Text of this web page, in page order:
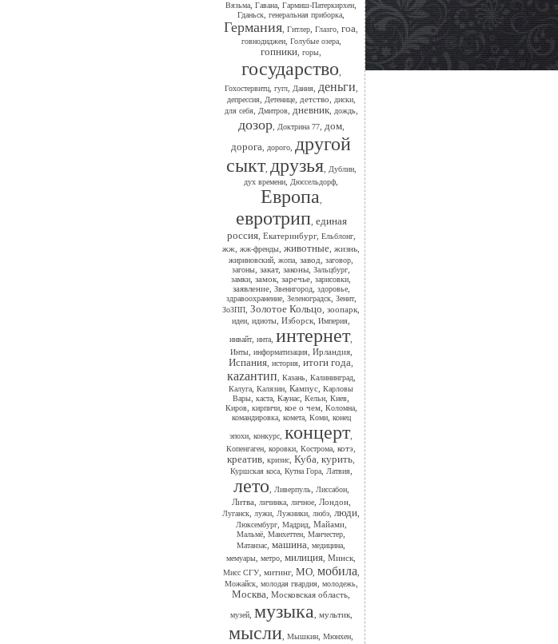
Вязьма Гавана Гармиш-Патеркирхен
Гданьск генеральная приборка
Германия Гитлер Глазго гоа
говнодиджеи, Голубые озера,
гопники горы
государство
Гохостервитц, гугл, Дания, деньги
депрессия, Детенице, детство диски,
для себя, Дмитров, дневник, дождь,
дозор, Доктрина 77, дом,
дорога дорого
другой
сыкт, друзья Дублин,
дух времени Дюссельдорф
Европа
евротрип единая
россия, Екатеринбург, Ельблонг,
жж жж-френды животные жизнь
жириновский жопа завод заговор
загоны закат, законы Зальцбург
замки замок заречье зарисовки
заявление, Звенигород, здоровье,
здравоохранение, Зеленоградск, Зенит,
ЗоЗПП Золотое Кольцо зоопарк
идеи идиоты Изборск Империя
инвайт, инта интернет,
Инты, информатизация, Ирландия,
Испания история итоги года
каzантип Казань, Калининград,
Калуга Калязин Кампус Карловы
Вары каста Каунас Кельн Киев
Киров, кирпичи, кое о чем, Коломна,
командировка, комета, Коми, конец
эпохи конкурс концерт,
Копенгаген коровки Кострома котэ
креатив кризис Куба курить
Куршская коса, Кутна Гора, Латвия,
лето Ливерпуль, Лиссабон,
Литва
личинка, личное, Лондон,
Луганск лужи Лужники любэ люди
Люксембург, Мадрид, Майами,
Мальмё Манхеттен Манчестер
Матанзас машина медицина
мемуары метро милиция Минск
Мисс СГУ, митинг, МО, мобила
Можайск, молодая гвардия, молодежь,
Москва Московская область
музей, музыка мультик,
мысли Мышкин Мюнхен